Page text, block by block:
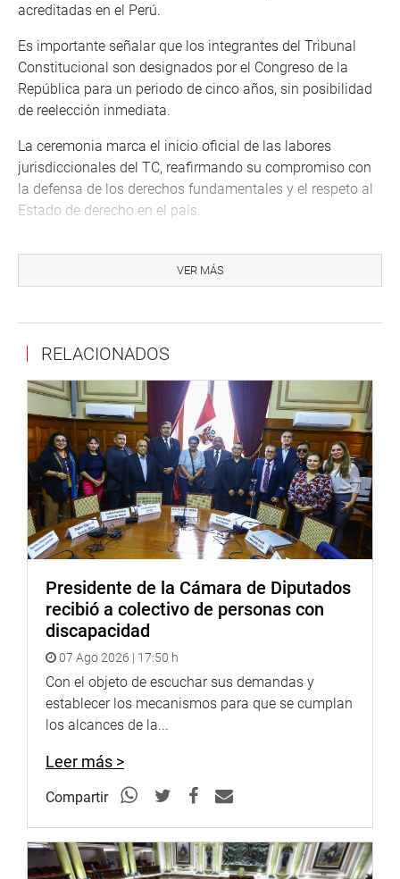
acreditadas en el Perú.
Es importante señalar que los integrantes del Tribunal
Constitucional son designados por el Congreso de la
República para un periodo de cinco años, sin posibilidad
de reelección inmediata.
La ceremonia marca el inicio oficial de las labores
jurisdiccionales del TC, reafirmando su compromiso con
la defensa de los derechos fundamentales y el respeto al
Estado de derecho en el país.
VER MÁS
RELACIONADOS
Presidente de la Cámara de Diputados
recibió a colectivo de personas con
discapacidad
07 Ago 2026 | 17:50 h
Con el objeto de escuchar sus demandas y
establecer los mecanismos para que se cumplan
los alcances de la...
Leer más >
Compartir